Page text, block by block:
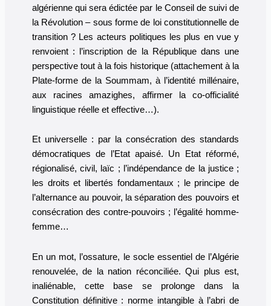
algérienne qui sera édictée par le Conseil de suivi de
la Révolution – sous forme de loi constitutionnelle de
transition ? Les acteurs politiques les plus en vue y
renvoient : l’inscription de la République dans une
perspective tout à la fois historique (attachement à la
Plate-forme de la Soummam, à l’identité millénaire,
aux racines amazighes, affirmer la co-officialité
linguistique réelle et effective…).
Et universelle : par la consécration des standards
démocratiques de l’Etat apaisé. Un Etat réformé,
régionalisé, civil, laïc ; l’indépendance de la justice ;
les droits et libertés fondamentaux ; le principe de
l’alternance au pouvoir, la séparation des pouvoirs et
consécration des contre-pouvoirs ; l’égalité homme-
femme…
En un mot, l’ossature, le socle essentiel de l’Algérie
renouvelée, de la nation réconciliée. Qui plus est,
inaliénable, cette base se prolonge dans la
Constitution définitive : norme intangible à l’abri de